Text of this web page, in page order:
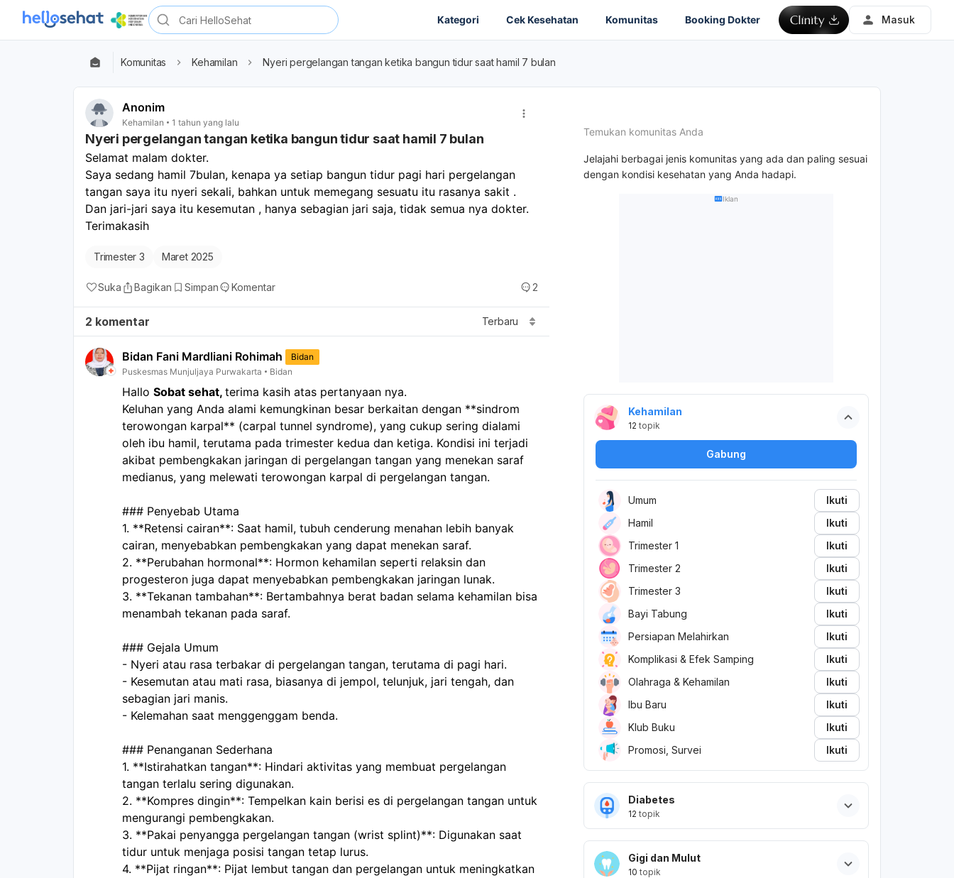
Kategori Cek Kesehatan Komunitas Booking Dokter Masuk
Komunitas Kehamilan Nyeri pergelangan tangan ketika bangun tidur saat hamil 7 bulan
Anonim
Kehamilan 1 tahun yang lalu
Nyeri pergelangan tangan ketika bangun tidur saat hamil 7 bulan
Selamat malam dokter.
Saya sedang hamil 7bulan, kenapa ya setiap bangun tidur pagi hari pergelangan
tangan saya itu nyeri sekali, bahkan untuk memegang sesuatu itu rasanya sakit .
Dan jari-jari saya itu kesemutan , hanya sebagian jari saja, tidak semua nya dokter.
Terimakasih
Trimester 3 Maret 2025
Suka Bagikan Simpan Komentar 2
2 komentar Terbaru
Bidan Fani Mardliani Rohimah
Bidan
Puskesmas Munjuljaya Purwakarta
Bidan
Hallo Sobat sehat, terima kasih atas pertanyaan nya.
Keluhan yang Anda alami kemungkinan besar berkaitan dengan **sindrom
terowongan karpal** (carpal tunnel syndrome), yang cukup sering dialami
oleh ibu hamil, terutama pada trimester kedua dan ketiga. Kondisi ini terjadi
akibat pembengkakan jaringan di pergelangan tangan yang menekan saraf
medianus, yang melewati terowongan karpal di pergelangan tangan.
### Penyebab Utama
1. **Retensi cairan**: Saat hamil, tubuh cenderung menahan lebih banyak
cairan, menyebabkan pembengkakan yang dapat menekan saraf.
2. **Perubahan hormonal**: Hormon kehamilan seperti relaksin dan
progesteron juga dapat menyebabkan pembengkakan jaringan lunak.
3. **Tekanan tambahan**: Bertambahnya berat badan selama kehamilan bisa
menambah tekanan pada saraf.
### Gejala Umum
- Nyeri atau rasa terbakar di pergelangan tangan, terutama di pagi hari.
- Kesemutan atau mati rasa, biasanya di jempol, telunjuk, jari tengah, dan
sebagian jari manis.
- Kelemahan saat menggenggam benda.
### Penanganan Sederhana
1. **Istirahatkan tangan**: Hindari aktivitas yang membuat pergelangan
tangan terlalu sering digunakan.
2. **Kompres dingin**: Tempelkan kain berisi es di pergelangan tangan untuk
mengurangi pembengkakan.
3. **Pakai penyangga pergelangan tangan (wrist splint)**: Digunakan saat
tidur untuk menjaga posisi tangan tetap lurus.
4. **Pijat ringan**: Pijat lembut tangan dan pergelangan untuk meningkatkan
Temukan komunitas Anda
Jelajahi berbagai jenis komunitas yang ada dan paling sesuai
dengan kondisi kesehatan yang Anda hadapi.
Iklan
Kehamilan
12 topik
Gabung
Umum
Ikuti
Hamil
Ikuti
Trimester 1
Ikuti
Trimester 2
Ikuti
Trimester 3
Ikuti
Bayi Tabung
Ikuti
Persiapan Melahirkan
Ikuti
Komplikasi & Efek Samping
Ikuti
Olahraga & Kehamilan
Ikuti
Ibu Baru
Ikuti
Klub Buku
Ikuti
Promosi, Survei
Ikuti
Diabetes
12 topik
Gigi dan Mulut
10 topik